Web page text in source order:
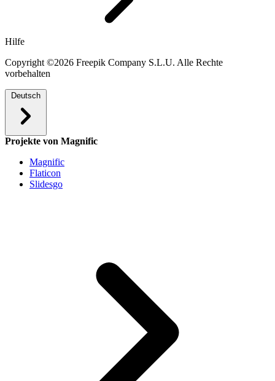
Hilfe
Copyright ©2026 Freepik Company S.L.U. Alle Rechte
vorbehalten
Deutsch
Projekte von Magnific
Magnific
Flaticon
Slidesgo